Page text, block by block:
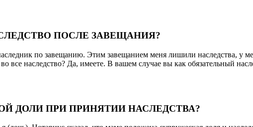
ПОСЛЕ ЗАВЕЩАНИЯ?
по завещанию. Этим завещанием меня лишили наследства, у
наследство? Да, имеете. В вашем случае вы как обязательный
ДОЛИ ПРИ ПРИНЯТИИ НАСЛЕДСТВА?